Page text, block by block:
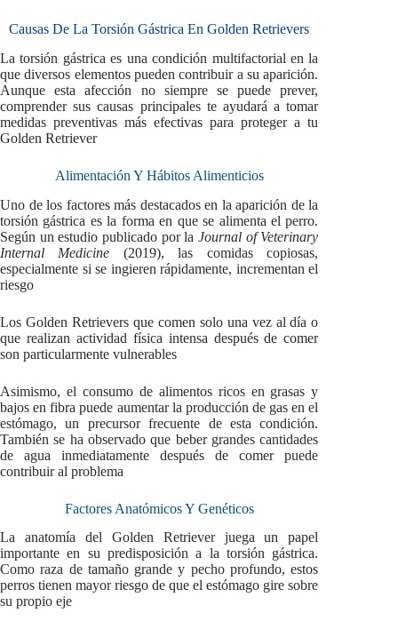
Causas De La Torsión Gástrica En Golden Retrievers
La torsión gástrica es una condición multifactorial en la
que diversos elementos pueden contribuir a su aparición.
Aunque esta afección no siempre se puede prever,
comprender sus causas principales te ayudará a tomar
medidas preventivas más efectivas para proteger a tu
Golden Retriever
Alimentación Y Hábitos Alimenticios
Uno de los factores más destacados en la aparición de la
torsión gástrica es la forma en que se alimenta el perro.
Según un estudio publicado por laJournal of Veterinary
Internal Medicine (2019), las comidas copiosas,
especialmente si se ingieren rápidamente, incrementan el
riesgo
Los Golden Retrievers que comen solo una vez al día o
que realizan actividad física intensa después de comer
son particularmente vulnerables
Asimismo, el consumo de alimentos ricos en grasas y
bajos en fibra puede aumentar la producción de gas en el
estómago, un precursor frecuente de esta condición.
También se ha observado que beber grandes cantidades
de agua inmediatamente después de comer puede
contribuir al problema
Factores Anatómicos Y Genéticos
La anatomía del Golden Retriever juega un papel
importante en su predisposición a la torsión gástrica.
Como raza de tamaño grande y pecho profundo, estos
perros tienen mayor riesgo de que el estómago gire sobre
su propio eje